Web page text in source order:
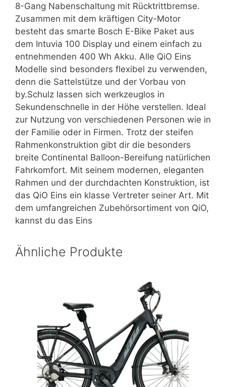
8-Gang Nabenschaltung mit Rücktrittbremse.
Zusammen mit dem kräftigen City-Motor
besteht das smarte Bosch E-Bike Paket aus
dem Intuvia 100 Display und einem einfach zu
entnehmenden 400 Wh Akku. Alle QiO Eins
Modelle sind besonders flexibel zu verwenden,
denn die Sattelstütze und der Vorbau von
by.Schulz lassen sich werkzeuglos in
Sekundenschnelle in der Höhe verstellen. Ideal
zur Nutzung von verschiedenen Personen wie in
der Familie oder in Firmen. Trotz der steifen
Rahmenkonstruktion gibt dir die besonders
breite Continental Balloon-Bereifung natürlichen
Fahrkomfort. Mit seinem modernen, eleganten
Rahmen und der durchdachten Konstruktion, ist
das QiO Eins ein klasse Vertreter seiner Art. Mit
dem umfangreichen Zubehörsortiment von QiO,
kannst du das Eins
Ähnliche Produkte